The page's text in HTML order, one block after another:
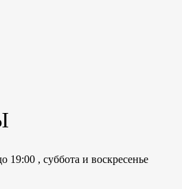
19:00 , суббота и воскресенье